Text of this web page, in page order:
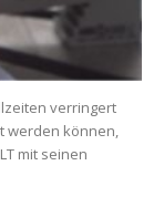
verringert
werden können,
mit seinen